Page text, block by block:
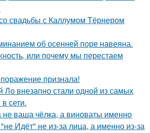
свадьбы с Каллумом Тёрнером
об осенней поре навеяна.
или почему мы перестаем
признала!
внезапно стали одной из самых
сети.
не ваша чёлка, а виноваты именно
Идёт" не из-за лица, а именно из-за